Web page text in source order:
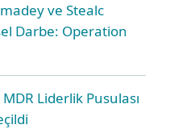
ve Stealc
Darbe: Operation
Liderlik Pusulası